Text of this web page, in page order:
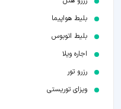
بلیط هواپیما
بلیط اتوبوس
اجاره ویلا
رزرو تور
ویزای توریستی